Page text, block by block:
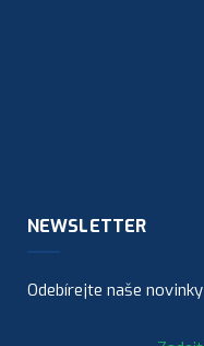
NEWSLETTER
Odebírejte naše novinky